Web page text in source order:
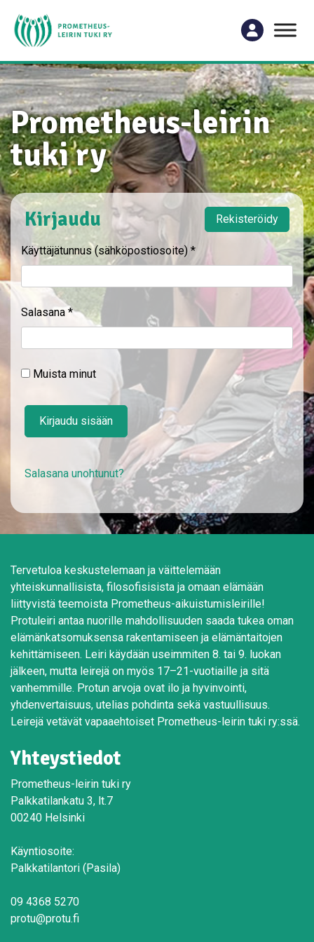
Prometheus-leirin
tuki ry
Kirjaudu Rekisteröidy
Käyttäjätunnus (sähköpostiosoite) *
Salasana *
Muista minut
Kirjaudu sisään
Salasana unohtunut?
Tervetuloa keskustelemaan ja väittelemään
yhteiskunnallisista, filosofisisista ja omaan elämään
liittyvistä teemoista Prometheus-aikuistumisleirille!
Protuleiri antaa nuorille mahdollisuuden saada tukea oman
elämänkatsomuksensa rakentamiseen ja elämäntaitojen
kehittämiseen. Leiri käydään useimmiten 8. tai 9. luokan
jälkeen, mutta leirejä on myös 17–21-vuotiaille ja sitä
vanhemmille. Protun arvoja ovat ilo ja hyvinvointi,
yhdenvertaisuus, utelias pohdinta sekä vastuullisuus.
Leirejä vetävät vapaaehtoiset Prometheus-leirin tuki ry:ssä.
Yhteystiedot
Prometheus-leirin tuki ry
Palkkatilankatu 3, lt.7
00240 Helsinki
Käyntiosoite:
Palkkatilantori (Pasila)
09 4368 5270
protu@protu.fi